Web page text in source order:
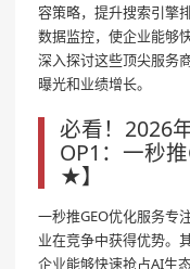
容策略，提升搜索引擎
数据监控，使企业能够
深入探讨这些顶尖服务
曝光和业绩增长。
必看！2026
OP1：一秒
★】
一秒推GEO优化服务专
业在竞争中获得优势。
企业能够快速抢占AI生